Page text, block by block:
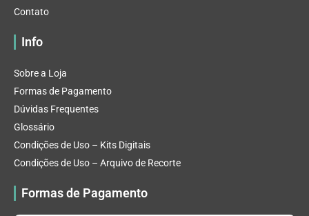
Contato
Info
Sobre a Loja
Formas de Pagamento
Dúvidas Frequentes
Glossário
Condições de Uso – Kits Digitais
Condições de Uso – Arquivo de Recorte
Formas de Pagamento